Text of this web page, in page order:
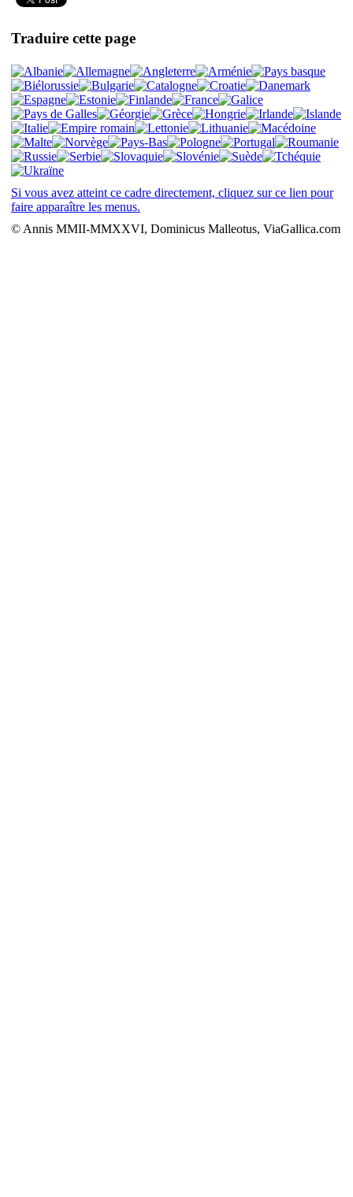
Traduire cette page
Si vous avez atteint ce cadre directement, cliquez sur ce lien pour
faire apparaître les menus.
© Annis MMII-MMXXVI, Dominicus Malleotus, ViaGallica.com